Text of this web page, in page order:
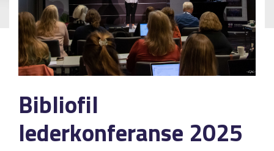
Bibliofil
lederkonferanse 2025